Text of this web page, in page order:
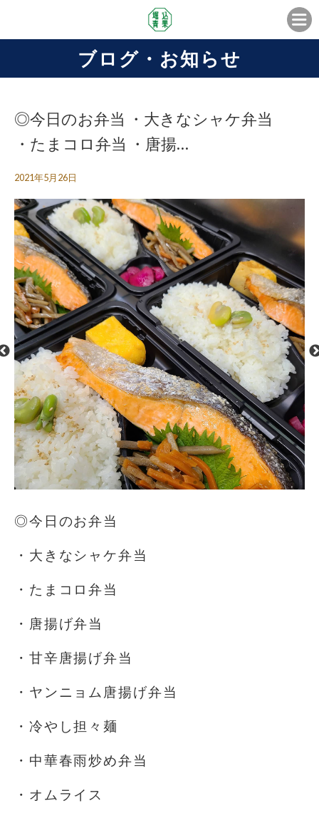
ブログ・お知らせ
◎今日のお弁当 ・大きなシャケ弁当
・たまコロ弁当 ・唐揚…
2021年5月26日
◎今日のお弁当
・大きなシャケ弁当
・たまコロ弁当
・唐揚げ弁当
・甘辛唐揚げ弁当
・ヤンニョム唐揚げ弁当
・冷やし担々麺
・中華春雨炒め弁当
・オムライス